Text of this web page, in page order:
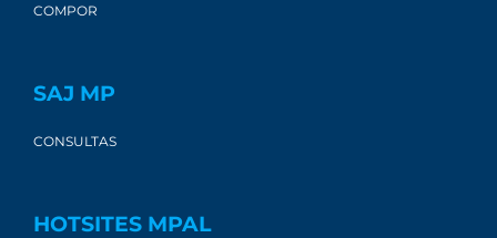
COMPOR
SAJ MP
CONSULTAS
HOTSITES MPAL